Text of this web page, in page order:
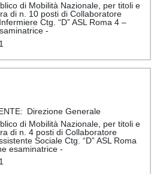
di Mobilità Nazionale, per titoli e
di n. 10 posti di Collaboratore
Ctg. “D” ASL Roma 4 –
-
Direzione Generale
di Mobilità Nazionale, per titoli e
di n. 4 posti di Collaboratore
Sociale Ctg. “D” ASL Roma
esaminatrice -